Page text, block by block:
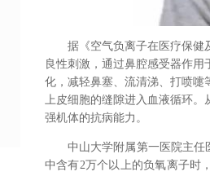
据 《空气负离子在医疗保
良性刺激，通过鼻腔感受器作
化，减轻鼻塞、流清涕、打喷嚏
上皮细胞的缝隙进入血液循环。
强机体的抗病能力。
中山大学附属第一医院主
中含有2万个以上的负氧离子时